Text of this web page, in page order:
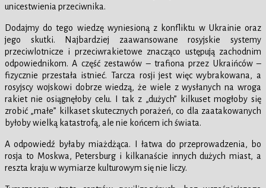
unicestwienia przeciwnika.
Dodajmy do tego wiedzę wyniesioną z konfliktu w Ukrainie oraz
jego skutki. Najbardziej zaawansowane rosyjskie systemy
przeciwlotnicze i przeciwrakietowe znacząco ustępują zachodnim
odpowiednikom. A część zestawów – trafiona przez Ukraińców –
fizycznie przestała istnieć. Tarcza rosji jest więc wybrakowana, a
rosyjscy wojskowi dobrze wiedzą, że wiele z wysłanych na wroga
rakiet nie osiągnęłoby celu. I tak z „dużych” kilkuset mogłoby się
zrobić „małe” kilkaset skutecznych porażeń, co dla zaatakowanych
byłoby wielką katastrofą, ale nie końcem ich świata.
A odpowiedź byłaby miażdżąca. I łatwa do przeprowadzenia, bo
rosja to Moskwa, Petersburg i kilkanaście innych dużych miast, a
reszta kraju w wymiarze kulturowym się nie liczy.